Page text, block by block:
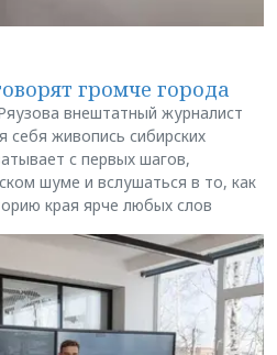
громче города
внештатный журналист
себя живопись сибирских
с первых шагов,
шуме и вслушаться в то, как
края ярче любых слов